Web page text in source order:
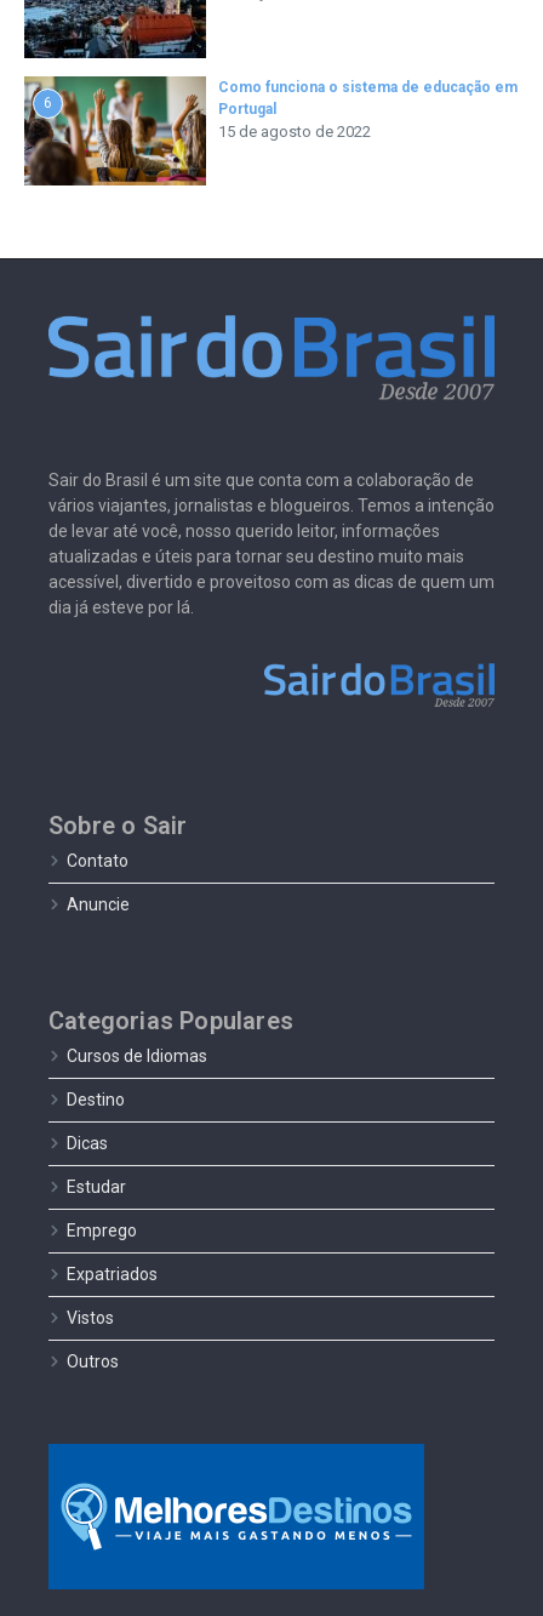
6
Como funciona o sistema de educação em
Portugal
15 de agosto de 2022
Sair do Brasil é um site que conta com a colaboração de
vários viajantes, jornalistas e blogueiros. Temos a intenção
de levar até você, nosso querido leitor, informações
atualizadas e úteis para tornar seu destino muito mais
acessível, divertido e proveitoso com as dicas de quem um
dia já esteve por lá.
Sobre o Sair
Contato
Anuncie
Categorias Populares
Cursos de Idiomas
Destino
Dicas
Estudar
Emprego
Expatriados
Vistos
Outros